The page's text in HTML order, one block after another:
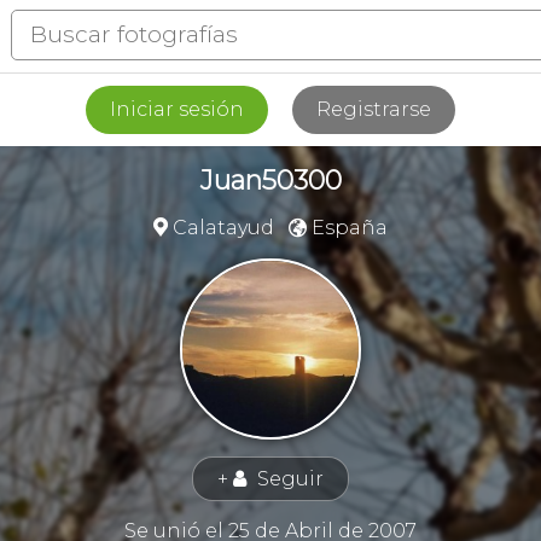
Iniciar sesión Registrarse
Juan50300
 Calatayud España
+ 👤 Seguir
Se unió el 25 de Abril de 2007